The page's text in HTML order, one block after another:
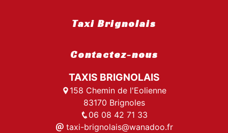
Taxi Brignolais
Contactez-nous
TAXIS BRIGNOLAIS
158 Chemin de l'Eolienne
83170 Brignoles
06 08 42 71 33
taxi-brignolais@wanadoo.fr